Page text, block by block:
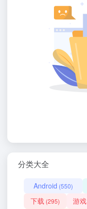
分类大全
Android (550)
下载 (295) 游戏